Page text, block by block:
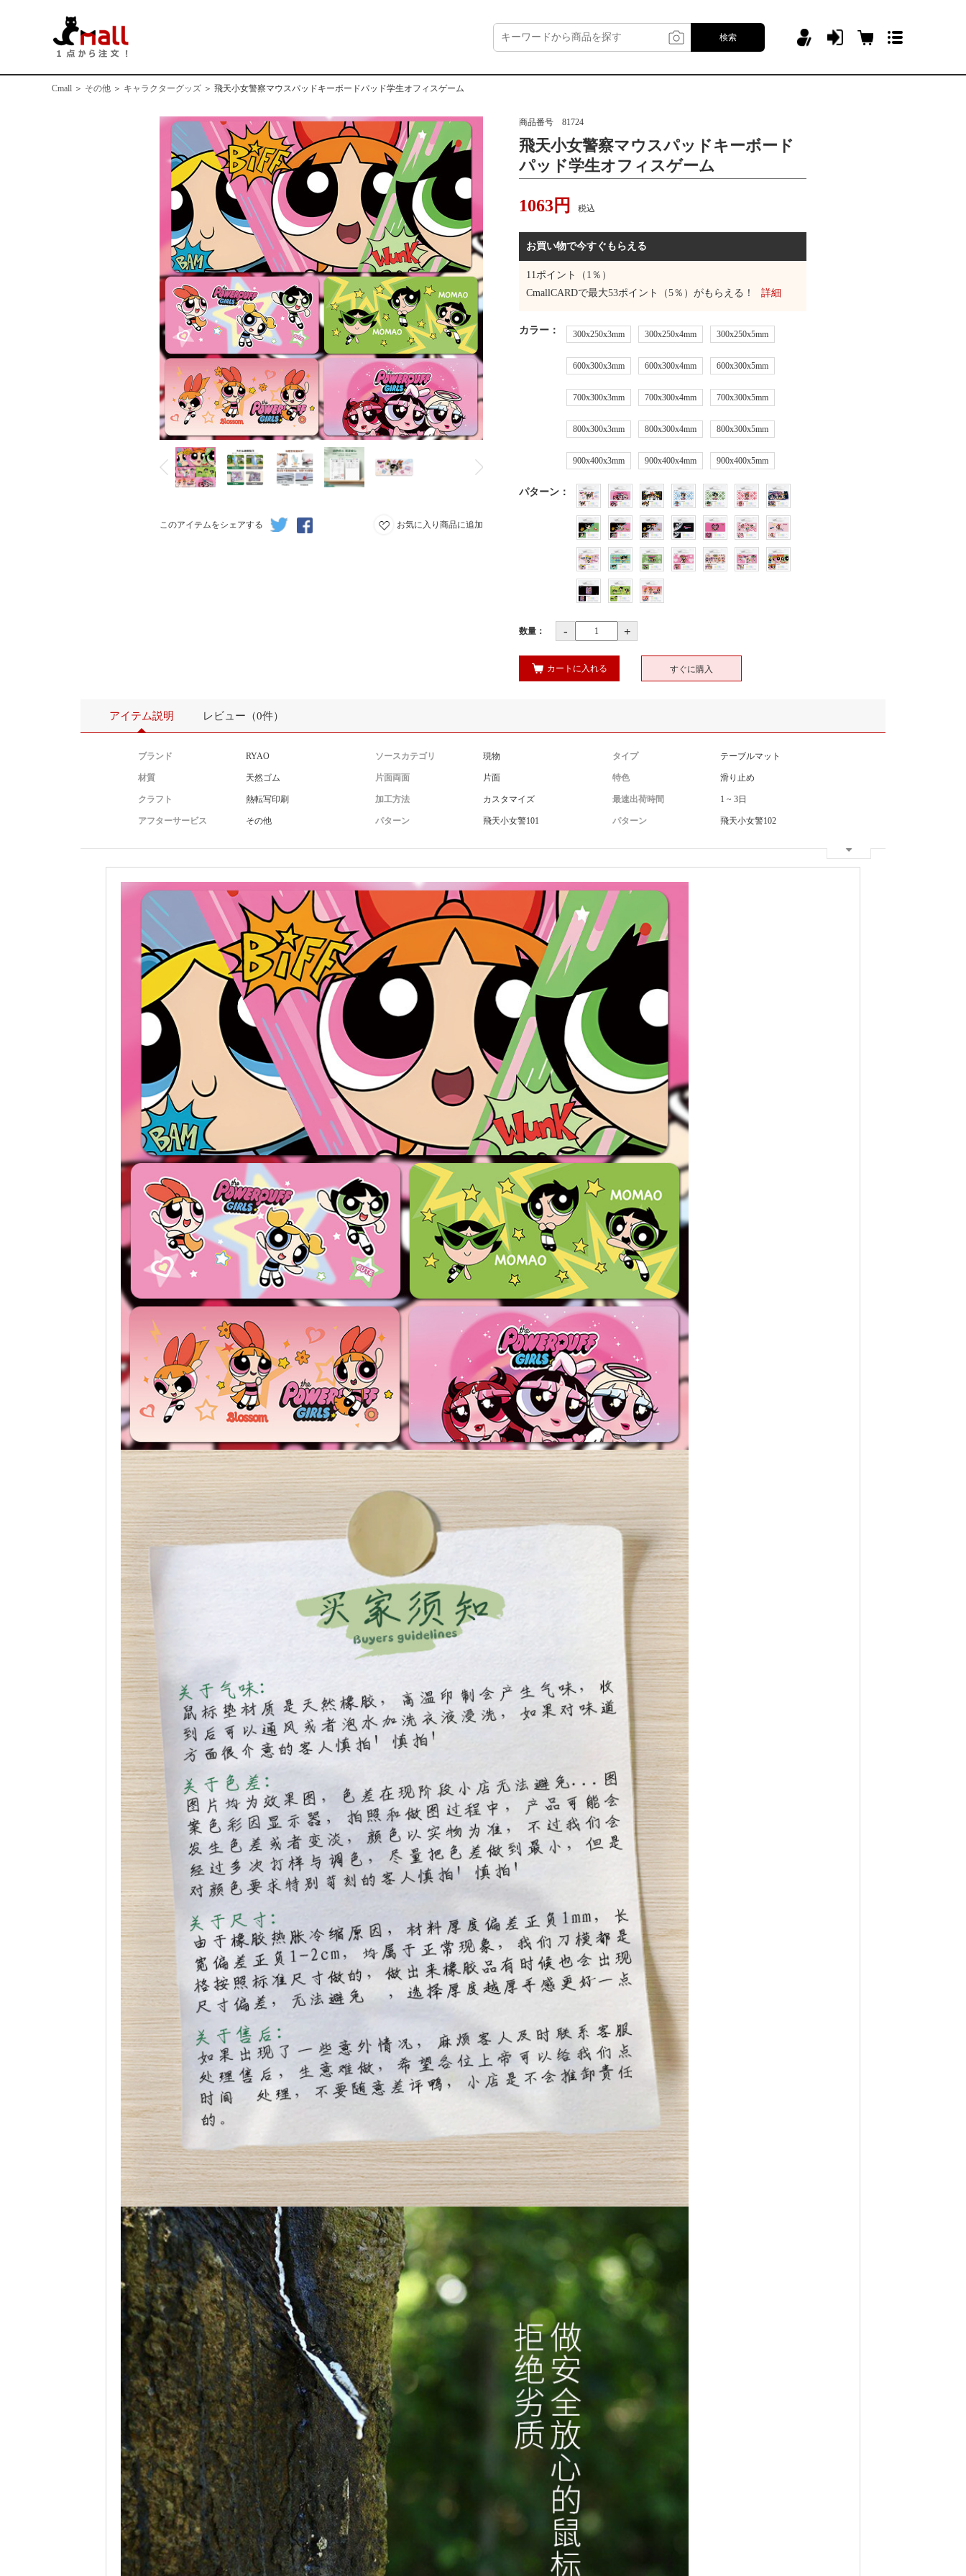
検索
Cmall ＞ その他 ＞ キャラクターグッズ ＞ 飛天小女警察マウスパッドキーボードパッド学生オフィスゲーム
このアイテムをシェアする お気に入り商品に追加
商品番号 81724
飛天小女警察マウスパッドキーボード
パッド学生オフィスゲーム
1063円 税込
お買い物で今すぐもらえる
11ポイント（1％）
CmallCARDで最大53ポイント（5％）がもらえる！ 詳細
カラー ： 300x250x3mm 300x250x4mm 300x250x5mm
600x300x3mm 600x300x4mm 600x300x5mm
700x300x3mm 700x300x4mm 700x300x5mm
800x300x3mm 800x300x4mm 800x300x5mm
900x400x3mm 900x400x4mm 900x400x5mm
パターン ：
数量： - +
カートに入れる すぐに購入
アイテム説明 レビュー（0件）
ブランド RYAO ソースカテゴリ 現物 タイプ テーブルマット
材質 天然ゴム 片面両面 片面 特色 滑り止め
クラフト 熱転写印刷 加工方法 カスタマイズ 最速出荷時間 1 ~ 3日
アフターサービス その他 パターン 飛天小女警101 パターン 飛天小女警102